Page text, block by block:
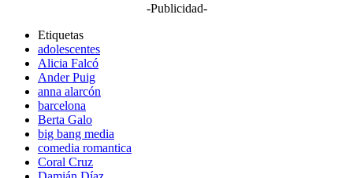
-Publicidad-
Etiquetas
adolescentes
Alicia Falcó
Ander Puig
anna alarcón
barcelona
Berta Galo
big bang media
comedia romantica
Coral Cruz